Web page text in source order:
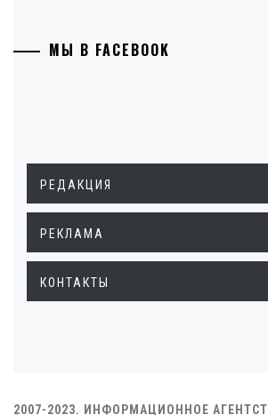
МЫ В FACEBOOK
РЕДАКЦИЯ
РЕКЛАМА
КОНТАКТЫ
2007-2023. ИНФОРМАЦИОННОЕ